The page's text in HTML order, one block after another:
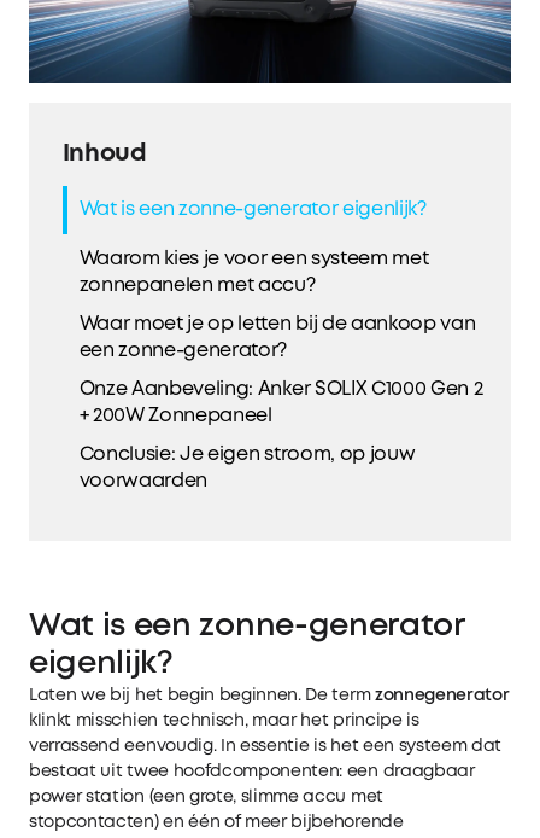
Inhoud
Wat is een zonne-generator eigenlijk?
Waarom kies je voor een systeem met
zonnepanelen met accu?
Waar moet je op letten bij de aankoop van
een zonne-generator?
Onze Aanbeveling: Anker SOLIX C1000 Gen 2
+ 200W Zonnepaneel
Conclusie: Je eigen stroom, op jouw
voorwaarden
Wat is een zonne-generator
eigenlijk?
Laten we bij het begin beginnen. De term zonnegenerator
klinkt misschien technisch, maar het principe is
verrassend eenvoudig. In essentie is het een systeem dat
bestaat uit twee hoofdcomponenten: een draagbaar
power station (een grote, slimme accu met
stopcontacten) en één of meer bijbehorende